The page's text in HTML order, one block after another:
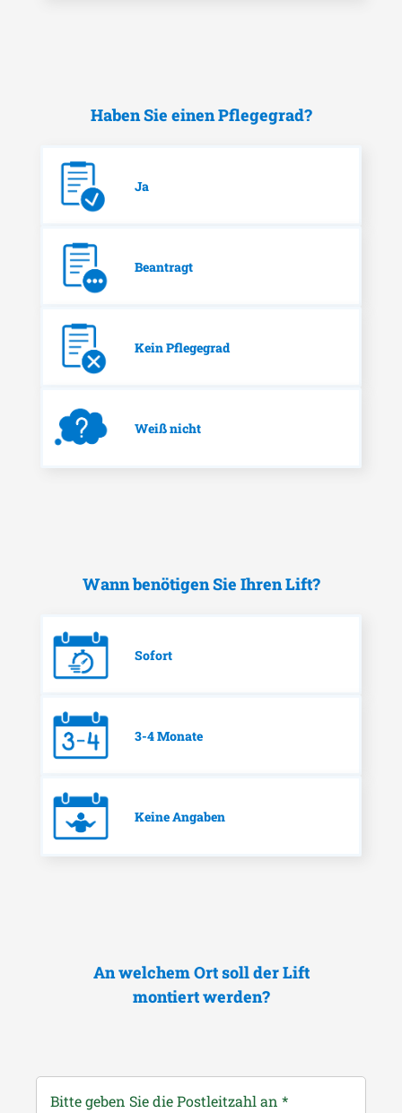
Haben Sie einen Pflegegrad?
Ja
Beantragt
Kein Pflegegrad
Weiß nicht
Wann benötigen Sie Ihren Lift?
Sofort
3-4 Monate
Keine Angaben
An welchem Ort soll der Lift
montiert werden?
Bitte geben Sie die Postleitzahl an *